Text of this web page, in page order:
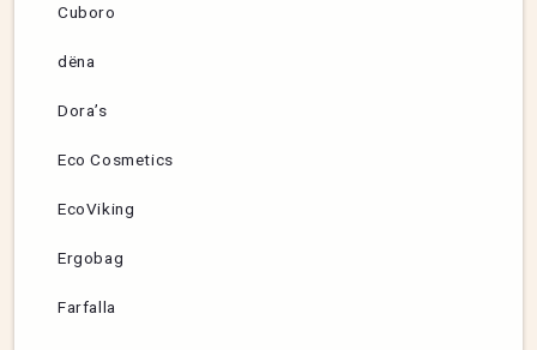
Cuboro
dëna
Dora’s
Eco Cosmetics
EcoViking
Ergobag
Farfalla